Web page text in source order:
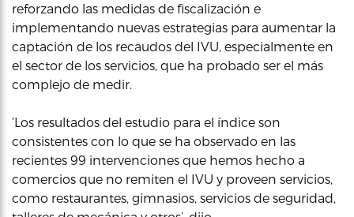
reforzando las medidas de fiscalización e
implementando nuevas estrategias para aumentar la
captación de los recaudos del IVU, especialmente en
el sector de los servicios, que ha probado ser el más
complejo de medir.
‘Los resultados del estudio para el índice son
consistentes con lo que se ha observado en las
recientes 99 intervenciones que hemos hecho a
comercios que no remiten el IVU y proveen servicios,
como restaurantes, gimnasios, servicios de seguridad,